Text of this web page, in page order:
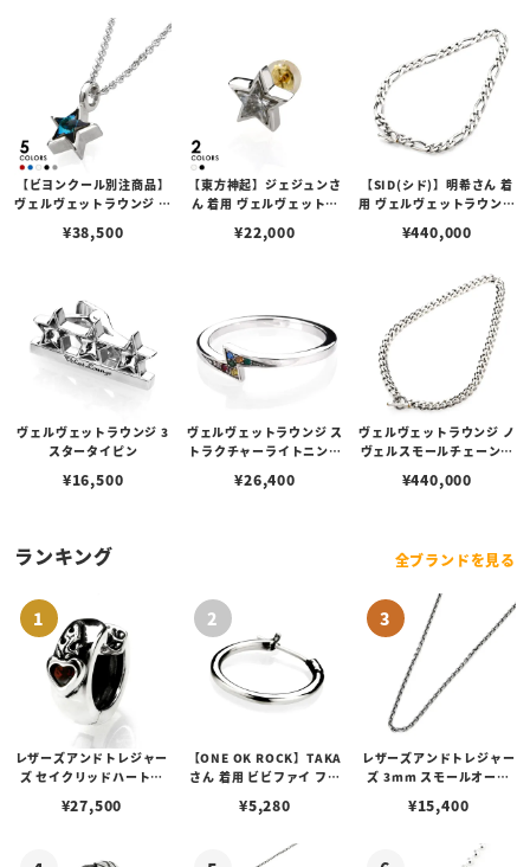
【ビヨンクール別注商品】
ヴェルヴェットラウンジ ノ
ンダント L w/スワロフス
¥38,500
【東方神起】ジェジュンさ
ん 着用 ヴェルヴェットラ
ス w/スワロフスキー
¥22,000
【SID(シド)】明希さん 着
用 ヴェルヴェットラウンジ
ネックレス
¥440,000
ヴェルヴェットラウンジ 3
スタータイピン
¥16,500
ヴェルヴェットラウンジ ス
トラクチャーライトニング
¥26,400
ヴェルヴェットラウンジ ノ
ヴェルスモールチェーンネ
¥440,000
ランキング 全ブランドを見る
レザーズアンドトレジャー
ズ セイクリッドハートピ
¥27,500
【ONE OK ROCK】TAKA
さん 着用 ビビファイ フー
¥5,280
レザーズアンドトレジャー
ズ 3mm スモールオーバ
ブスタークラスプ＆LTロ
¥15,400